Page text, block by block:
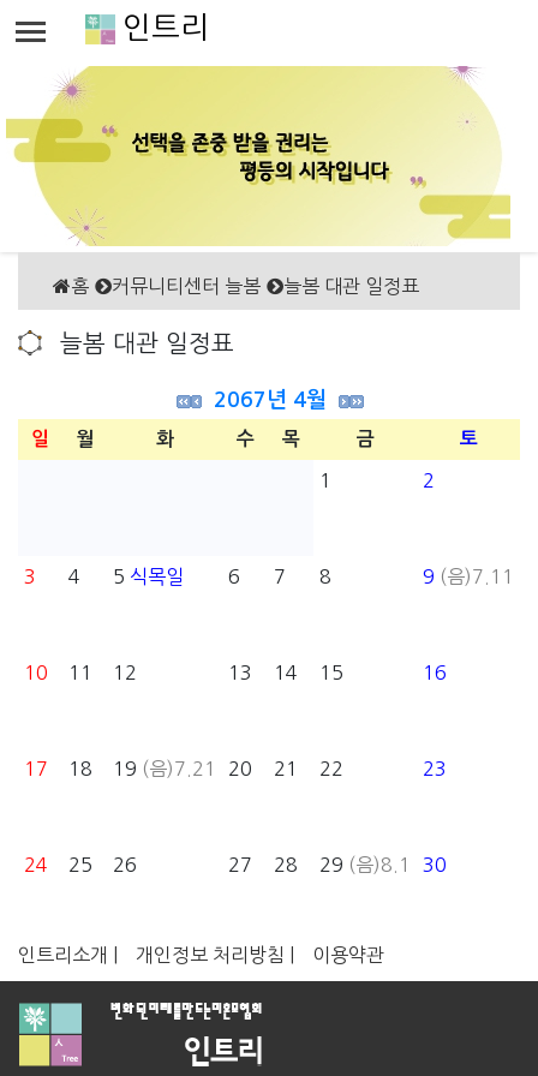
인트리
홈 커뮤니티센터 늘봄 늘봄 대관 일정표
늘봄 대관 일정표
2067년 4월
일 월 화 수 목 금 토
1 2
3 4 5 식목일 6 7 8 9 (음)7.11
10 11 12 13 14 15 16
17 18 19 (음)7.21 20 21 22 23
24 25 26 27 28 29 (음)8.1 30
인트리소개 | 개인정보 처리방침 | 이용약관